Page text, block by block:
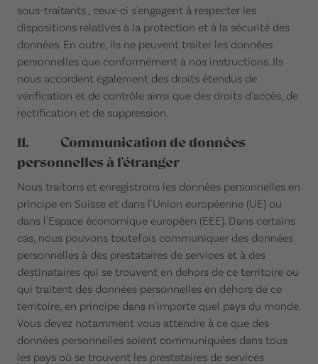
sous-traitants , ceux-ci s'engagent à respecter les
dispositions relatives à la protection et à la sécurité des
données. En outre, ils ne peuvent traiter les données
personnelles que conformément à nos instructions. Ils
nous accordent également des droits étendus de
vérification et de contrôle ainsi que des droits d'accès, de
rectification et de suppression.
11. Communication de données
personnelles à l'étranger
Nous traitons et enregistrons les données personnelles en
principe en Suisse et dans l'Union européenne (UE) ou
dans l'Espace économique européen (EEE). Dans certains
cas, nous pouvons toutefois communiquer des données
personnelles à des prestataires de services et à des
destinataires qui se trouvent en dehors de ce territoire ou
qui traitent des données personnelles en dehors de ce
territoire, en principe dans n'importe quel pays du monde.
Vous devez notamment vous attendre à ce que des
données personnelles soient communiquées dans tous
les pays où se trouvent les prestataires de services